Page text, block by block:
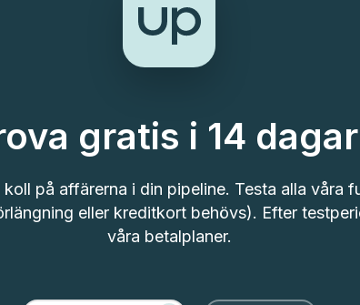
gratis i 14
på affärerna i din pipeline. Testa alla våra
eller kreditkort behövs). Efter
våra betalplaner.